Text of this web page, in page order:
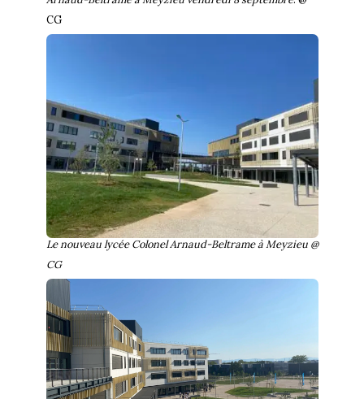
CG
Le nouveau lycée Colonel Arnaud-Beltrame à Meyzieu @
CG